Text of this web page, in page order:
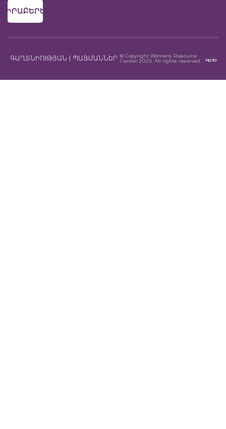
© Copyright Womens Resource
Center 2025. All rights reserved.
ԳԱՂՏՆԻՈՒԹՅԱՆ | ՊԱՅՄԱՆՆԵՐ